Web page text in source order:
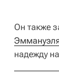
Он также
надежду